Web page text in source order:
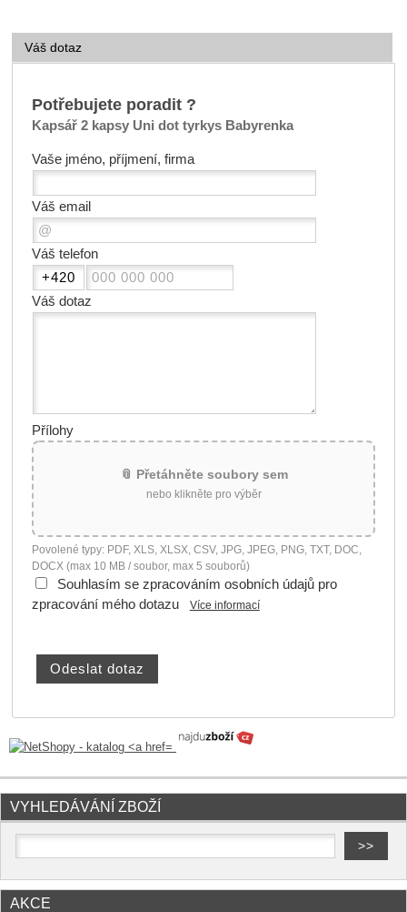
Váš dotaz
Potřebujete poradit ?
Kapsář 2 kapsy Uni dot tyrkys Babyrenka
Vaše jméno, příjmení, firma
Váš email
Váš telefon
Váš dotaz
Přílohy
📎 Přetáhněte soubory sem
nebo klikněte pro výběr
Povolené typy: PDF, XLS, XLSX, CSV, JPG, JPEG, PNG, TXT, DOC,
DOCX (max 10 MB / soubor, max 5 souborů)
Souhlasím se zpracováním osobních údajů pro
zpracování mého dotazu
Více informací
VYHLEDÁVÁNÍ ZBOŽÍ
AKCE